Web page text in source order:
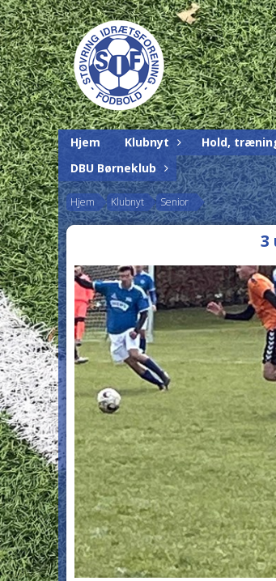
Hjem Klubnyt Hold,
DBU Børneklub
Hjem Klubnyt Senior
3